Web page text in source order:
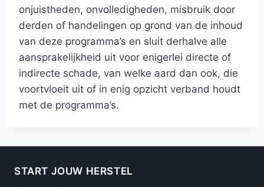
onjuistheden, onvolledigheden, misbruik door
derden of handelingen op grond van de inhoud
van deze programma’s en sluit derhalve alle
aansprakelijkheid uit voor enigerlei directe of
indirecte schade, van welke aard dan ook, die
voortvloeit uit of in enig opzicht verband houdt
met de programma’s.
START JOUW HERSTEL